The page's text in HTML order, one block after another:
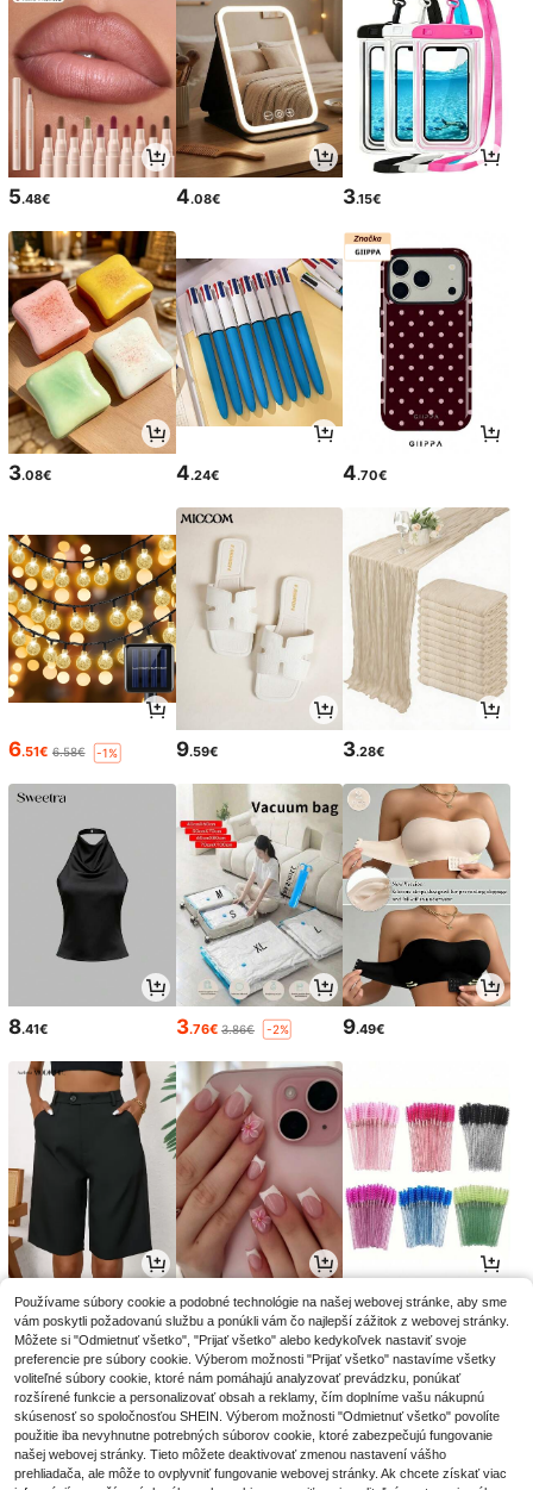
5.48€ 4.08€ 3.15€
3.08€ 4.24€ 4.70€
6.51€ 6.58€ -1% 9.59€ 3.28€
8.41€ 3.76€ 3.86€ -2% 9.49€
16.85€ 3.84€3.88€ -1% 2.85€2.88€ -1%
Používame súbory cookie a podobné technológie na našej webovej stránke, aby sme
vám poskytli požadovanú službu a ponúkli vám čo najlepší zážitok z webovej stránky.
Môžete si "Odmietnuť všetko", "Prijať všetko" alebo kedykoľvek nastaviť svoje
preferencie pre súbory cookie. Výberom možnosti "Prijať všetko" nastavíme všetky
voliteľné súbory cookie, ktoré nám pomáhajú analyzovať prevádzku, ponúkať
rozšírené funkcie a personalizovať obsah a reklamy, čím doplníme vašu nákupnú
skúsenosť so spoločnosťou SHEIN. Výberom možnosti "Odmietnuť všetko" povolíte
použitie iba nevyhnutne potrebných súborov cookie, ktoré zabezpečujú fungovanie
našej webovej stránky. Tieto môžete deaktivovať zmenou nastavení vášho
prehliadača, ale môže to ovplyvniť fungovanie webovej stránky. Ak chcete získať viac